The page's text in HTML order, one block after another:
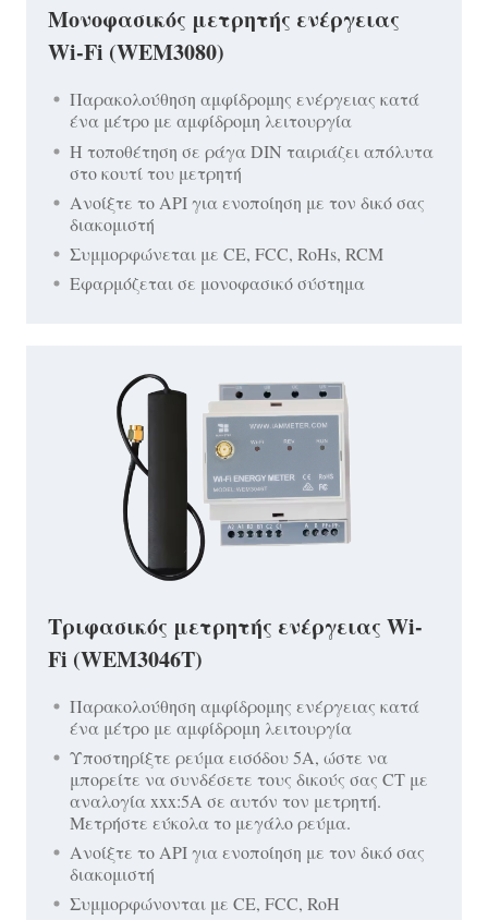
Μονοφασικός μετρητής ενέργειας
Wi-Fi (WEM3080)
Παρακολούθηση αμφίδρομης ενέργειας κατά
ένα μέτρο με αμφίδρομη λειτουργία
Η τοποθέτηση σε ράγα DIN ταιριάζει απόλυτα
στο κουτί του μετρητή
Ανοίξτε το API για ενοποίηση με τον δικό σας
διακομιστή
Συμμορφώνεται με CE, FCC, RoHs, RCM
Εφαρμόζεται σε μονοφασικό σύστημα
Τριφασικός μετρητής ενέργειας Wi-
Fi (WEM3046T)
Παρακολούθηση αμφίδρομης ενέργειας κατά
ένα μέτρο με αμφίδρομη λειτουργία
Υποστηρίξτε ρεύμα εισόδου 5A, ώστε να
μπορείτε να συνδέσετε τους δικούς σας CT με
αναλογία xxx:5A σε αυτόν τον μετρητή.
Μετρήστε εύκολα το μεγάλο ρεύμα.
Ανοίξτε το API για ενοποίηση με τον δικό σας
διακομιστή
Συμμορφώνονται με CE, FCC, RoH